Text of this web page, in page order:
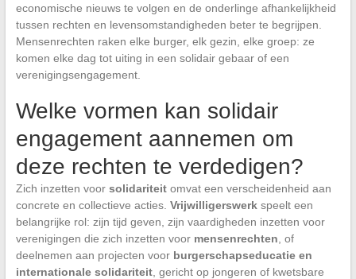
economische nieuws te volgen en de onderlinge afhankelijkheid
tussen rechten en levensomstandigheden beter te begrijpen.
Mensenrechten raken elke burger, elk gezin, elke groep: ze
komen elke dag tot uiting in een solidair gebaar of een
verenigingsengagement.
Welke vormen kan solidair
engagement aannemen om
deze rechten te verdedigen?
Zich inzetten voor solidariteitomvat een verscheidenheid aan
concrete en collectieve acties. Vrijwilligerswerkspeelt een
belangrijke rol: zijn tijd geven, zijn vaardigheden inzetten voor
verenigingen die zich inzetten voor mensenrechten , of
deelnemen aan projecten voor burgerschapseducatie en
internationale solidariteit, gericht op jongeren of kwetsbare